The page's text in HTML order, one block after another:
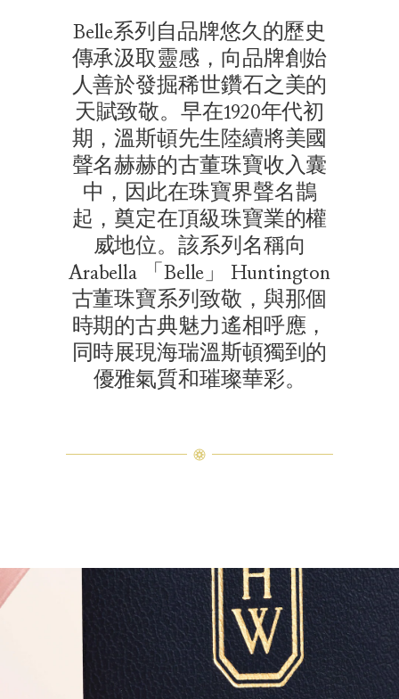
Belle系列自品牌悠久的歷史
傳承汲取靈感，向品牌創始
人善於發掘稀世鑽石之美的
天賦致敬。早在1920年代初
期，溫斯頓先生陸續將美國
聲名赫赫的古董珠寶收入囊
中，因此在珠寶界聲名鵲
起，奠定在頂級珠寶業的權
威地位。該系列名稱向
Arabella 「Belle」 Huntington
古董珠寶系列致敬，與那個
時期的古典魅力遙相呼應，
同時展現海瑞溫斯頓獨到的
優雅氣質和璀璨華彩。